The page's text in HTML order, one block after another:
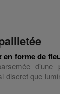
en forme de
d'une
discret que